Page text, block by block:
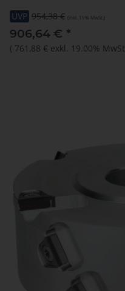
UVP 954,38 € (inkl. 19% MwSt.)
906,64 € *
( 761,88 € exkl. 19.00% MwSt.